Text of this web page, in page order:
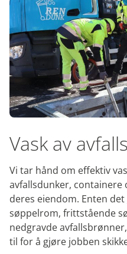
Vask av
Vi tar hånd om effektiv
avfallsdunker, containere
deres eiendom. Enten
søppelrom, frittstående
nedgravde
til for å gjøre jobben